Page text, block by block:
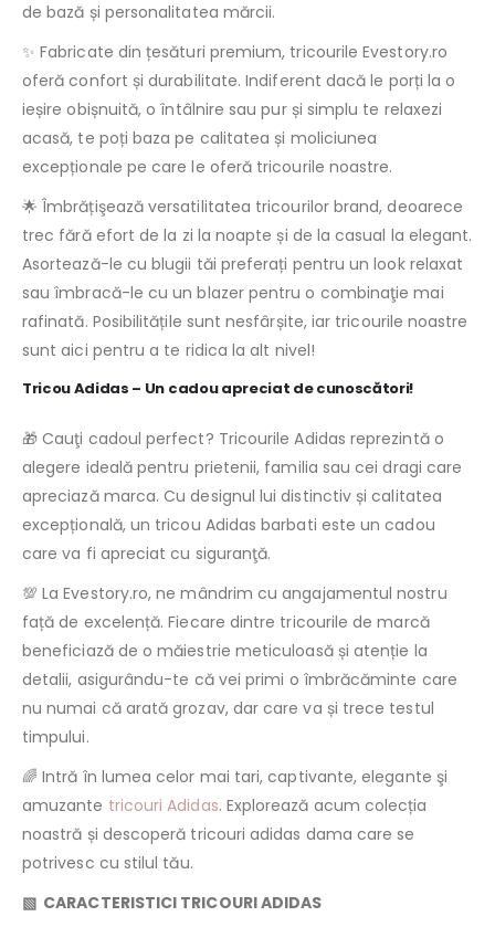
de bază și personalitatea mărcii.
✨ Fabricate din țesături premium, tricourile Evestory.ro
oferă confort și durabilitate. Indiferent dacă le porți la o
ieșire obișnuită, o întâlnire sau pur și simplu te relaxezi
acasă, te poți baza pe calitatea și moliciunea
excepționale pe care le oferă tricourile noastre.
🌟 Îmbrățişează versatilitatea tricourilor brand, deoarece
trec fără efort de la zi la noapte și de la casual la elegant.
Asortează-le cu blugii tăi preferați pentru un look relaxat
sau îmbracă-le cu un blazer pentru o combinaţie mai
rafinată. Posibilitățile sunt nesfârșite, iar tricourile noastre
sunt aici pentru a te ridica la alt nivel!
Tricou Adidas – Un cadou apreciat de cunoscători!
🎁 Cauţi cadoul perfect? Tricourile Adidas reprezintă o
alegere ideală pentru prietenii, familia sau cei dragi care
apreciază marca. Cu designul lui distinctiv și calitatea
excepțională, un tricou Adidas barbati este un cadou
care va fi apreciat cu siguranţă.
💯 La Evestory.ro, ne mândrim cu angajamentul nostru
față de excelență. Fiecare dintre tricourile de marcă
beneficiază de o măiestrie meticuloasă și atenție la
detalii, asigurându-te că vei primi o îmbrăcăminte care
nu numai că arată grozav, dar care va și trece testul
timpului.
🌈 Intră în lumea celor mai tari, captivante, elegante şi
amuzante tricouri Adidas. Explorează acum colecția
noastră și descoperă tricouri adidas dama care se
potrivesc cu stilul tău.
▧ CARACTERISTICI TRICOURI ADIDAS